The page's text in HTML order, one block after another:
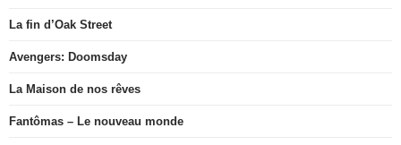
La fin d’Oak Street
Avengers: Doomsday
La Maison de nos rêves
Fantômas – Le nouveau monde